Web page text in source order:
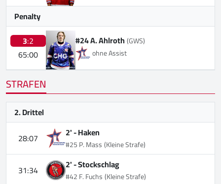
Penalty
3:2
65:00
#24 A. Ahlroth(GWS)
ohne Assist
STRAFEN
2. Drittel
28:07
2' -Haken
#25 P. Mass(Kleine Strafe)
31:34 2' -Stockschlag
#42 F. Fuchs(Kleine Strafe)